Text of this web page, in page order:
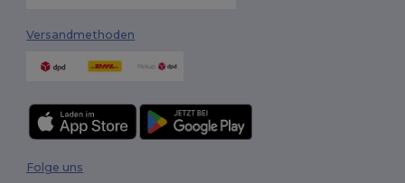
Versandmethoden
Folge uns